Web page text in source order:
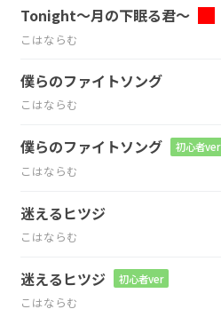
Tonight～月の下眠る君～
こはならむ
僕らのファイトソング
こはならむ
僕らのファイトソング 初心者ver
こはならむ
迷えるヒツジ
こはならむ
迷えるヒツジ 初心者ver
こはならむ